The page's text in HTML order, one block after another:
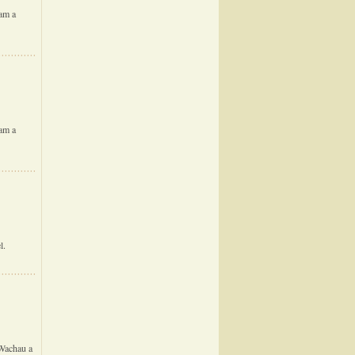
a
a
a